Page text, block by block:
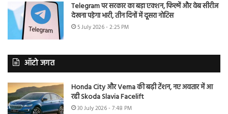
Telegram पर सरकार का बड़ा एक्शन, फिल्में और वेब सीरीज
देखना पड़ेगा भारी, तीन दिनों में दूसरा नोटिस
5 July 2026 - 2:25 PM
ऑटो जगत
Honda City और Verna की बढ़ी टेंशन, नए अवतार में आ
रही Skoda Slavia Facelift
30 July 2026 - 7:48 PM